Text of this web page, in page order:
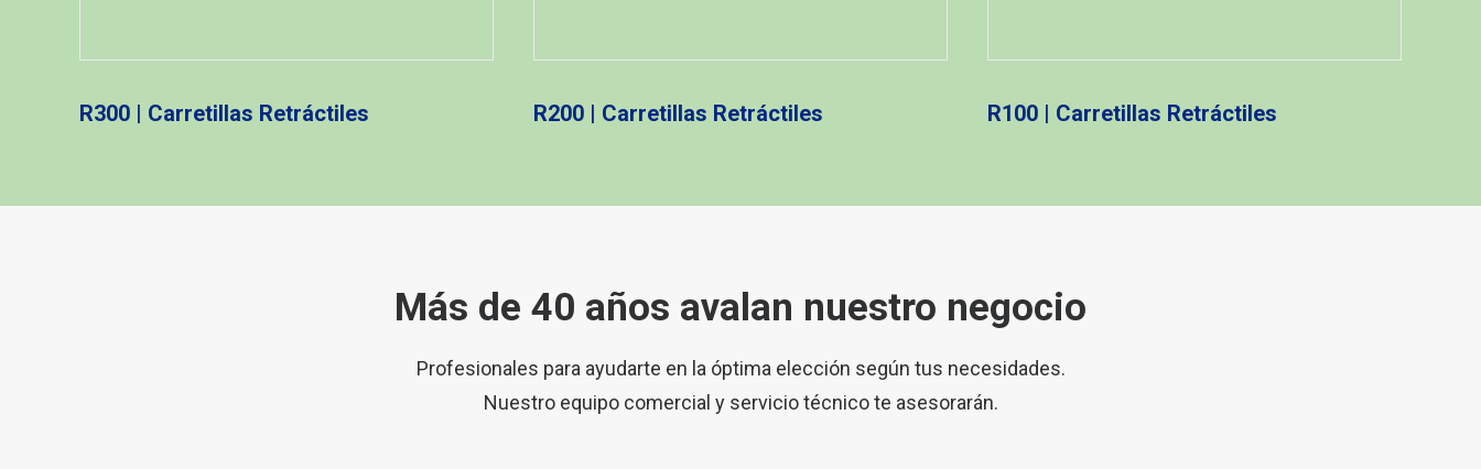
R300 | Carretillas Retráctiles R200 | Carretillas Retráctiles R100 | Carretillas Retráctiles
Más de 40 años avalan nuestro negocio
Profesionales para ayudarte en la óptima elección según tus necesidades.
Nuestro equipo comercial y servicio técnicote asesorarán.